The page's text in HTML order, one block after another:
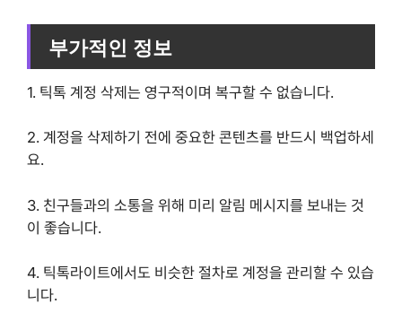
부가적인 정보
1. 틱톡 계정 삭제는 영구적이며 복구할 수 없습니다.
2. 계정을 삭제하기 전에 중요한 콘텐츠를 반드시 백업하세
요.
3. 친구들과의 소통을 위해 미리 알림 메시지를 보내는 것
이 좋습니다.
4. 틱톡라이트에서도 비슷한 절차로 계정을 관리할 수 있습
니다.